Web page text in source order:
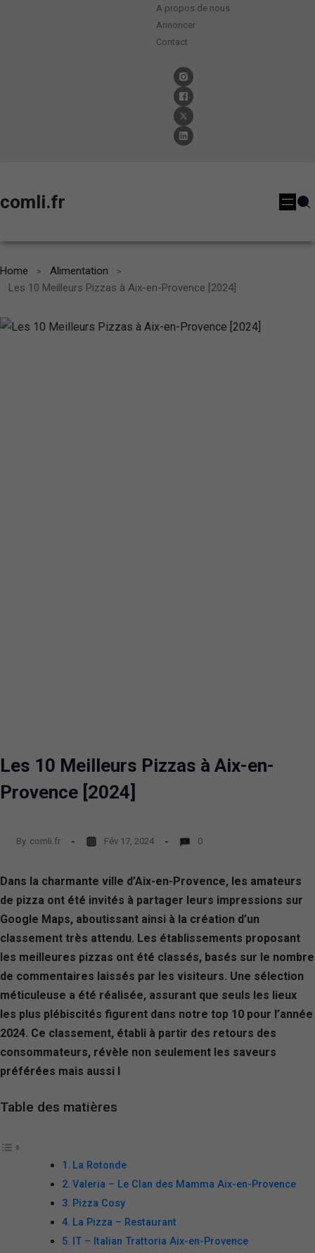
A propos de nous
Annoncer
Contact
comli.fr
Home
Alimentation
Les 10 Meilleurs Pizzas à Aix-en-Provence [2024]
Les 10 Meilleurs Pizzas à Aix-en-
Provence [2024]
By comli.fr Fév 17, 2024 0
Dans la charmante ville d’Aix-en-Provence, les amateurs
de pizza ont été invités à partager leurs impressions sur
Google Maps, aboutissant ainsi à la création d’un
classement très attendu. Les établissements proposant
les meilleures pizzas ont été classés, basés sur le nombre
de commentaires laissés par les visiteurs. Une sélection
méticuleuse a été réalisée, assurant que seuls les lieux
les plus plébiscités figurent dans notre top 10 pour l’année
2024. Ce classement, établi à partir des retours des
consommateurs, révèle non seulement les saveurs
préférées mais aussi l
Table des matières
La Rotonde
Valeria – Le Clan des Mamma Aix-en-Provence
Pizza Cosy
La Pizza – Restaurant
IT – Italian Trattoria Aix-en-Provence